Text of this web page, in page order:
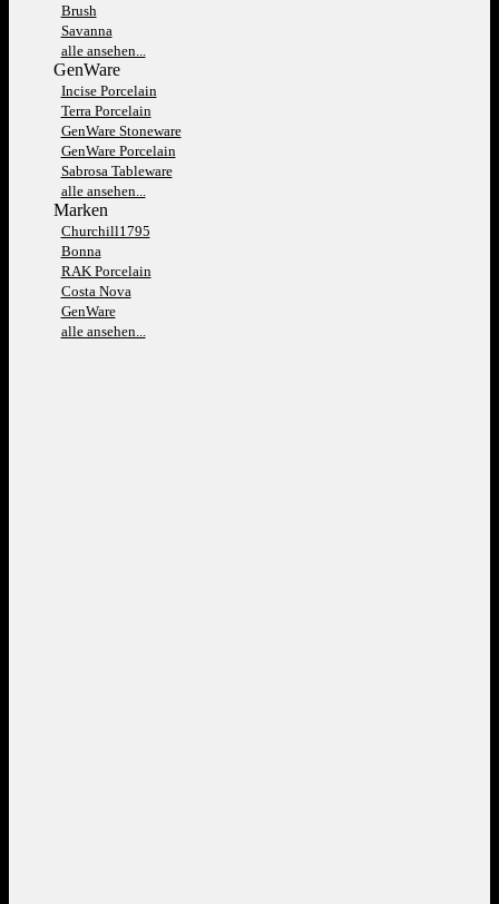
Brush
Savanna
alle ansehen...
GenWare
Incise Porcelain
Terra Porcelain
GenWare Stoneware
GenWare Porcelain
Sabrosa Tableware
alle ansehen...
Marken
Churchill1795
Bonna
RAK Porcelain
Costa Nova
GenWare
alle ansehen...